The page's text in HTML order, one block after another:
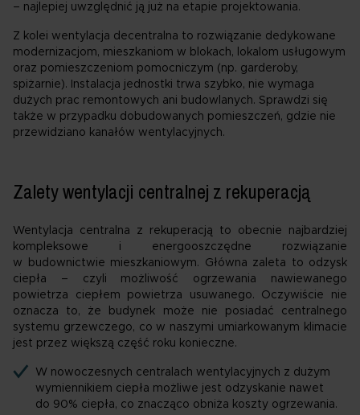
– najlepiej uwzględnić ją już na etapie projektowania.
Z kolei wentylacja decentralna to rozwiązanie dedykowane
modernizacjom, mieszkaniom w blokach, lokalom usługowym
oraz pomieszczeniom pomocniczym (np. garderoby,
spiżarnie). Instalacja jednostki trwa szybko, nie wymaga
dużych prac remontowych ani budowlanych. Sprawdzi się
także w przypadku dobudowanych pomieszczeń, gdzie nie
przewidziano kanałów wentylacyjnych.
Zalety wentylacji centralnej z rekuperacją
Wentylacja centralna z rekuperacją to obecnie najbardziej
kompleksowe i energooszczędne rozwiązanie
w budownictwie mieszkaniowym. Główna zaleta to odzysk
ciepła – czyli możliwość ogrzewania nawiewanego
powietrza ciepłem powietrza usuwanego. Oczywiście nie
oznacza to, że budynek może nie posiadać centralnego
systemu grzewczego, co w naszymi umiarkowanym klimacie
jest przez większą część roku konieczne.
W nowoczesnych centralach wentylacyjnych z dużym
wymiennikiem ciepła możliwe jest odzyskanie nawet
do 90% ciepła, co znacząco obniża koszty ogrzewania.